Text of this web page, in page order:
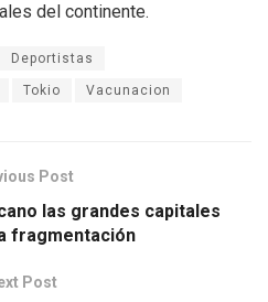
del continente.
Deportistas
Tokio Vacunacion
Post
las grandes capitales
fragmentación
Post